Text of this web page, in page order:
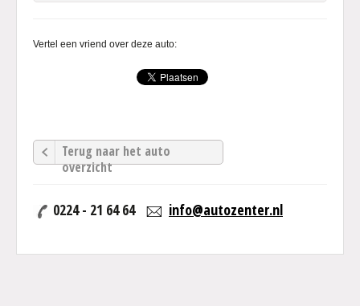
Vertel een vriend over deze auto:
Terug naar het auto
overzicht
0224 - 21 64 64 info@autozenter.nl